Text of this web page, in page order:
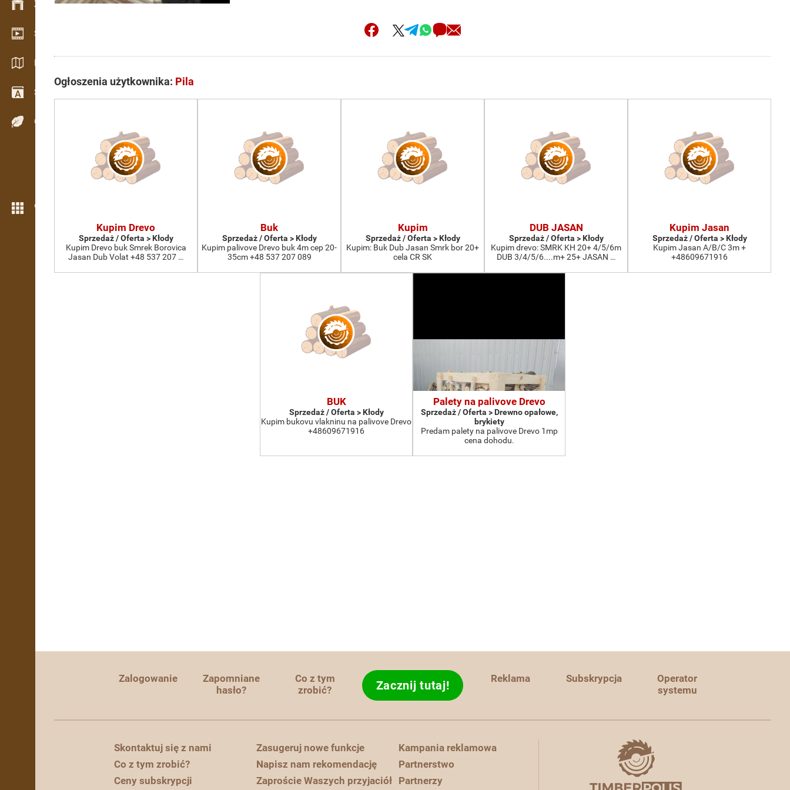
Zarządzanie zapasem
Salon wideo
Katalogi / Broszury
Słownik
Gatunki drewna
Więcej możliwości
Ogłoszenia użytkownika: Pila
Kupim Drevo
Sprzedaż / Oferta > Kłody
Kupim Drevo buk Smrek Borovica
Jasan Dub Volat +48 537 207 …
Buk
Sprzedaż / Oferta > Kłody
Kupim palivove Drevo buk 4m cep 20-
35cm +48 537 207 089
Kupim
Sprzedaż / Oferta > Kłody
Kupim: Buk Dub Jasan Smrk bor 20+
cela CR SK
DUB JASAN
Sprzedaż / Oferta > Kłody
Kupim drevo: SMRK KH 20+ 4/5/6m
DUB 3/4/5/6....m+ 25+ JASAN …
Kupim Jasan
Sprzedaż / Oferta > Kłody
Kupim Jasan A/B/C 3m +
+48609671916
BUK
Sprzedaż / Oferta > Kłody
Kupim bukovu vlakninu na palivove Drevo
+48609671916
Palety na palivove Drevo
Sprzedaż / Oferta > Drewno opałowe,
brykiety
Predam palety na palivove Drevo 1mp
cena dohodu.
Zalogowanie
Zapomniane
hasło?
Co z tym
zrobić?
Zacznij tutaj! Reklama Subskrypcja
Operator
systemu
Skontaktuj się z nami
Co z tym zrobić?
Ceny subskrypcji
Zasugeruj nowe funkcje
Napisz nam rekomendację
Zaproście Waszych przyjaciół
Kampania reklamowa
Partnerstwo
Partnerzy